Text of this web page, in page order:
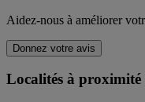
Aidez-nous à améliorer
Donnez votre avis
Localités à proximité